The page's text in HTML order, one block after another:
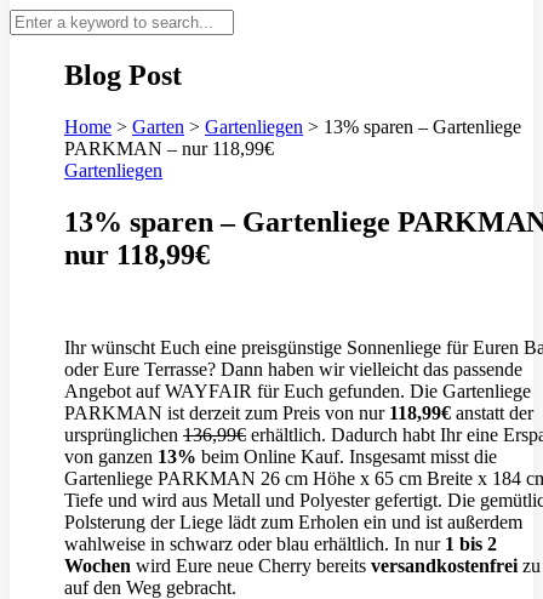
Blog Post
Home > Garten > Gartenliegen > 13% sparen – Gartenliege
PARKMAN – nur 118,99€
Gartenliegen
13% sparen – Gartenliege
nur 118,99€
Ihr wünscht Euch eine preisgünstige Sonnenliege für Euren
oder Eure Terrasse? Dann haben wir vielleicht das passende
Angebot auf WAYFAIR für Euch gefunden. Die Gartenliege
PARKMAN ist derzeit zum Preis von nur 118,99€ anstatt der
ursprünglichen 136,99€ erhältlich. Dadurch habt Ihr eine
von ganzen 13% beim Online Kauf. Insgesamt misst die
Gartenliege PARKMAN 26 cm Höhe x 65 cm Breite x 184
Tiefe und wird aus Metall und Polyester gefertigt. Die
Polsterung der Liege lädt zum Erholen ein und ist außerdem
wahlweise in schwarz oder blau erhältlich. In nur 1 bis 2
Wochen wird Eure neue Cherry bereits versandkostenfrei
auf den Weg gebracht.